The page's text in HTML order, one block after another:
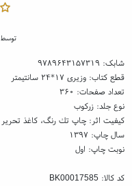
توسط
شابک: ۹۷۸۹۶۴۳۱۵۷۳۱۹
قطع کتاب: وزیری ۱۷*۲۴ سانتیمتر
تعداد صفحات: ۳۶۰
نوع جلد: زرکوب
کیفیت اثر: چاپ تك رنگ، کاغذ تحریر
سال چاپ: ۱۳۹۷
نوبت چاپ: اول
کد کالا:BK00017585